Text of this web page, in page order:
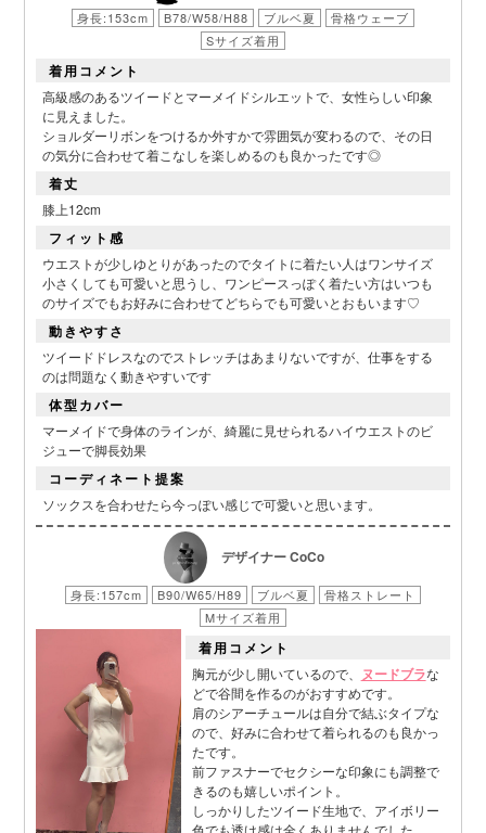
身長:153cm B78/W58/H88 ブルベ夏
骨格ウェーブ
Sサイズ着用
着用コメント
高級感のあるツイードとマーメイドシルエットで、女性らしい印象
に見えました。
ショルダーリボンをつけるか外すかで雰囲気が変わるので、その日
の気分に合わせて着こなしを楽しめるのも良かったです◎
着丈
膝上12cm
フィット感
ウエストが少しゆとりがあったのでタイトに着たい人はワンサイズ
小さくしても可愛いと思うし、ワンピースっぽく着たい方はいつも
のサイズでもお好みに合わせてどちらでも可愛いとおもいます♡
動きやすさ
ツイードドレスなのでストレッチはあまりないですが、仕事をする
のは問題なく動きやすいです
体型カバー
マーメイドで身体のラインが、綺麗に見せられるハイウエストのビ
ジューで脚長効果
コーディネート提案
ソックスを合わせたら今っぽい感じで可愛いと思います。
デザイナー CoCo
身長:157cm B90/W65/H89 ブルベ夏
骨格ストレート
Mサイズ着用
着用コメント
胸元が少し開いているので、 ヌードブラな
どで谷間を作るのがおすすめです。
肩のシアーチュールは自分で結ぶタイプな
ので、好みに合わせて着られるのも良かっ
たです。
前ファスナーでセクシーな印象にも調整で
きるのも嬉しいポイント。
しっかりしたツイード生地で、アイボリー
色でも透け感は全くありませんでした。